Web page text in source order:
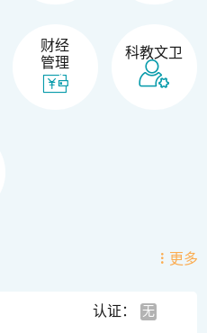
财经
管理
科教文卫
更多
认证：